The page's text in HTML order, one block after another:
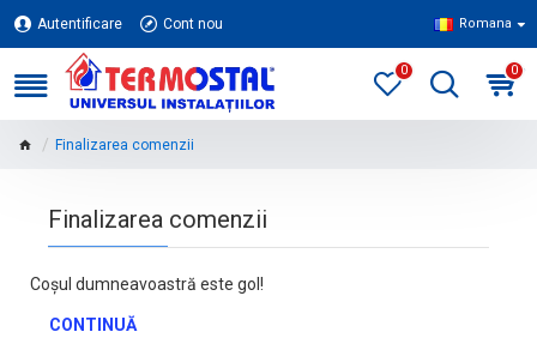
Autentificare Cont nou Romana
0 0
Finalizarea comenzii
Finalizarea comenzii
Coșul dumneavoastră este gol!
CONTINUĂ